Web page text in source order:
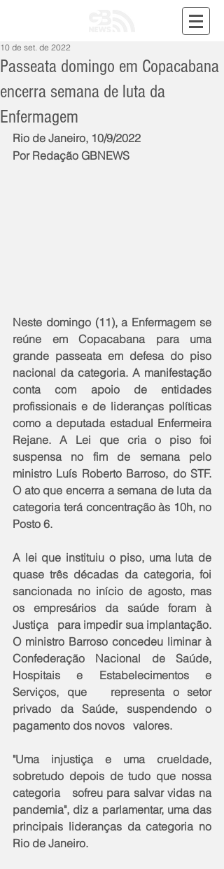
Passeata domingo em Copacabana
encerra semana de luta da
Enfermagem
10 de set. de 2022
Rio de Janeiro, 10/9/2022
Por Redação GBNEWS
Neste domingo (11), a Enfermagem se
reúne em Copacabana para uma
grande passeata em defesa do piso
nacional da categoria. A manifestação
conta com apoio de entidades
profissionais e de lideranças políticas
como a deputada estadual Enfermeira
Rejane. A Lei que cria o piso foi
suspensa no fim de semana pelo
ministro Luís Roberto Barroso, do STF.
O ato que encerra a semana de luta da
categoria terá concentração às 10h, no
Posto 6.
A lei que instituiu o piso, uma luta de
quase três décadas da categoria, foi
sancionada no início de agosto, mas
os empresários da saúde foram à
Justiça   para impedir sua implantação.
O ministro Barroso concedeu liminar à
Confederação Nacional de Saúde,
Hospitais e Estabelecimentos e
Serviços, que   representa o setor
privado da Saúde, suspendendo o
pagamento dos novos   valores.
"Uma injustiça e uma crueldade,
sobretudo depois de tudo que nossa
categoria   sofreu para salvar vidas na
pandemia", diz a parlamentar, uma das
principais lideranças da categoria no
Rio de Janeiro.